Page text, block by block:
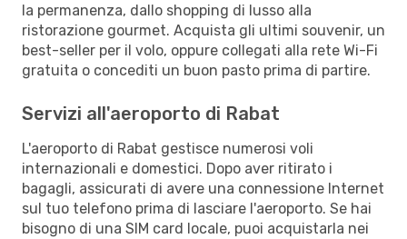
la permanenza, dallo shopping di lusso alla
ristorazione gourmet. Acquista gli ultimi souvenir, un
best-seller per il volo, oppure collegati alla rete Wi-Fi
gratuita o concediti un buon pasto prima di partire.
Servizi all'aeroporto di Rabat
L'aeroporto di Rabat gestisce numerosi voli
internazionali e domestici. Dopo aver ritirato i
bagagli, assicurati di avere una connessione Internet
sul tuo telefono prima di lasciare l'aeroporto. Se hai
bisogno di una SIM card locale, puoi acquistarla nei